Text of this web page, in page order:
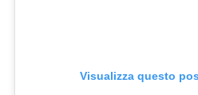
Visualizza questo